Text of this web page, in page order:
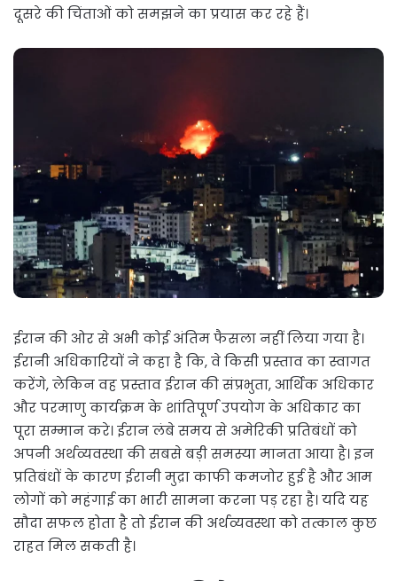
दूसरे की चिंताओं को समझने का प्रयास कर रहे हैं।
ईरान की ओर से अभी कोई अंतिम फैसला नहीं लिया गया है।
ईरानी अधिकारियों ने कहा है कि, वे किसी प्रस्ताव का स्वागत
करेंगे, लेकिन वह प्रस्ताव ईरान की संप्रभुता, आर्थिक अधिकार
और परमाणु कार्यक्रम के शांतिपूर्ण उपयोग के अधिकार का
पूरा सम्मान करे। ईरान लंबे समय से अमेरिकी प्रतिबंधों को
अपनी अर्थव्यवस्था की सबसे बड़ी समस्या मानता आया है। इन
प्रतिबंधों के कारण ईरानी मुद्रा काफी कमजोर हुई है और आम
लोगों को महंगाई का भारी सामना करना पड़ रहा है। यदि यह
सौदा सफल होता है तो ईरान की अर्थव्यवस्था को तत्काल कुछ
राहत मिल सकती है।